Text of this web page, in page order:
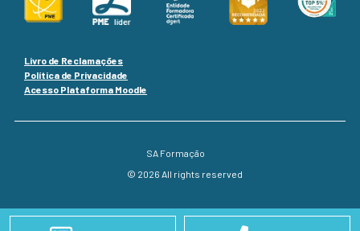
Livro de Reclamações
Política de Privacidade
Acesso Plataforma Moodle
SA Formação
© 2026 All rights reserved